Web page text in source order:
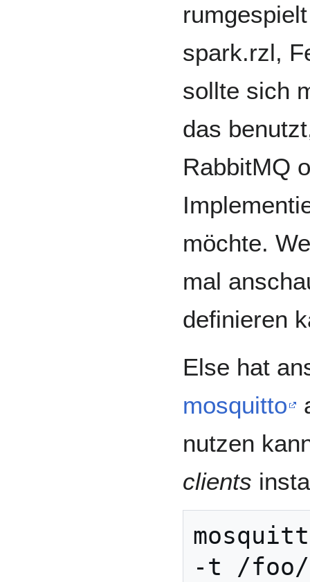
spark.rzl,
sollte sich
das
RabbitMQ
möchte.
mal
definieren
Else hat
mosquitto
nutzen
clients
-t /foo/